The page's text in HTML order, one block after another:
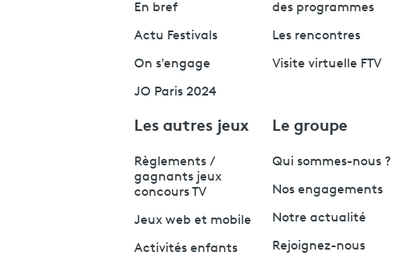
En bref
Actu Festivals
On s'engage
JO Paris 2024
des programmes
Les rencontres
Visite virtuelle FTV
Les autres jeux
Règlements /
gagnants jeux
concours TV
Jeux web et mobile
Activités enfants
Le groupe
Qui sommes-nous ?
Nos engagements
Notre actualité
Rejoignez-nous